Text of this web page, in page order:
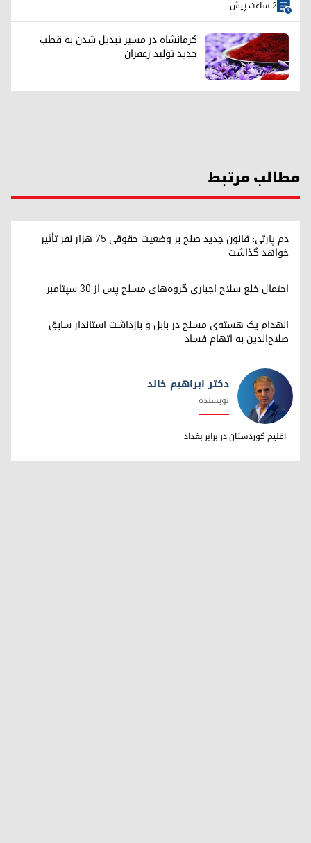
2 ساعت پیش
کرمانشاه در مسیر تبدیل شدن به قطب
جدید تولید زعفران
مطالب مرتبط
دم پارتی: قانون جدید صلح بر وضعیت حقوقی ۷۵ هزار نفر تأثیر
خواهد گذاشت
احتمال خلع سلاح اجباری گروه‌های مسلح پس از ۳۰ سپتامبر
انهدام یک هسته‌ی مسلح در بابل و بازداشت استاندار سابق
صلاح‌الدین به اتهام فساد
دکتر ابراهیم خالد
دکتر ابراهیم خالد
نویسنده
اقلیم کوردستان در برابر بغداد